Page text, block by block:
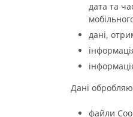
дата та
дані,
Дані
файли